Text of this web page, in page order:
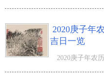
2020庚子年
吉日一览